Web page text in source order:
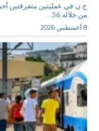
ح.ن في عمليتين
من خلاله 36...
8 أغسطس 2026